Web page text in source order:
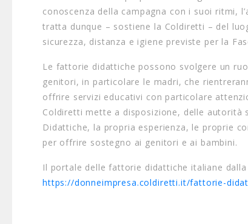
conoscenza della campagna con i suoi ritmi,
tratta dunque – sostiene la Coldiretti – del
sicurezza, distanza e igiene previste per la
Le fattorie didattiche possono svolgere un
genitori, in particolare le madri, che
offrire servizi educativi con particolare
Coldiretti mette a disposizione, delle
Didattiche, la propria esperienza, le proprie
per offrire sostegno ai genitori e ai bambini.
Il portale delle fattorie didattiche italiane
https://donneimpresa.coldiretti.it/fattorie-